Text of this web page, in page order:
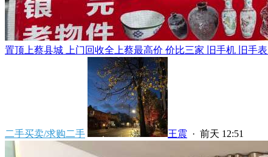
置顶 上蔡县城 上门回收全上蔡最高价 价比三家 旧手机 旧手
二手买卖/求购二手 王震 · 前天 12:51